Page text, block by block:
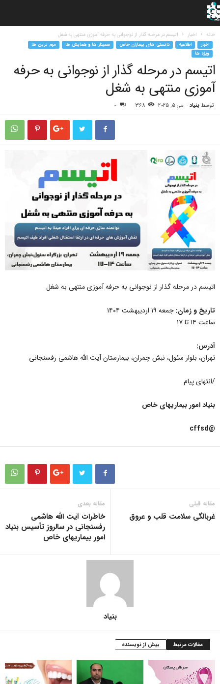
خانه اخبار اتیسم در مرحله گذار از نوجوانی به حرفه آموزی منتهی به شغل
اخبار اطلاعیه دانستی های بیماران خاص سمینار ها و همایش ها
مهم ترین ها
ویژه ها
اتیسم در مرحله گذار از نوجوانی به حرفه
آموزی منتهی به شغل
توسط بنیاد- می 5, 2025 368
0
اتیسم در مرحله گذار از نوجوانی به حرفه آموزی منتهی به شغل
تاریخ و زمان: جمعه ۱۹ اردیبهشت ۱۴۰۴
ساعت ۱۴ تا ۱۷
آدرس:
تهران، بلوار سئول، نبش چمران، بیمارستان آیت الله هاشمی رفسنجانی
/انتهای پیام
بنیاد امور بیماریهای خاص
@cffsd
مقاله قبلی
غربالگی سلامت قلب و عروق
مقاله بعدی
خاطرات آیت الله هاشمی
رفسنجانی در سالروز تأسیس بنیاد
امور بیماریهای خاص
بنیاد
مقالات مرتبط بیش از نویسنده